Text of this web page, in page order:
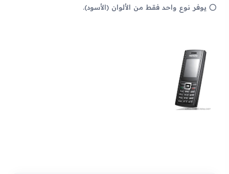
يوفر نوع واحد فقط من الألوان (الأسود).